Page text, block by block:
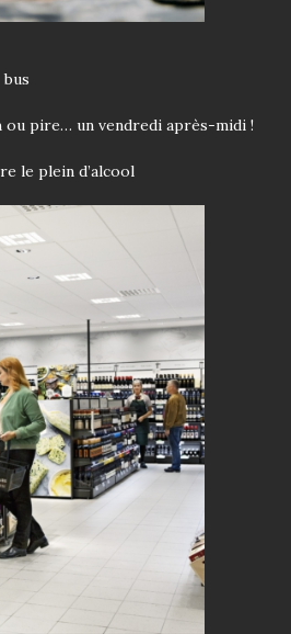
pire… un vendredi après-midi !
le plein d’alcool